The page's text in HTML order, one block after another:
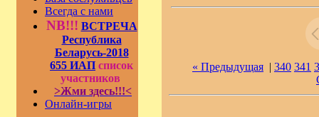
Всегда с нами
NB!!! ВСТРЕЧА
Республика
Беларусь-2018
655 ИАП список
участников
>Жми здесь!!!<
Онлайн-игры
« Предыдущая | 340 341